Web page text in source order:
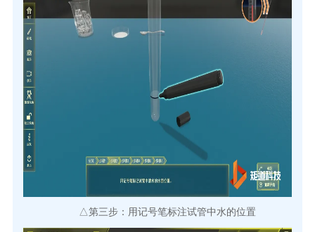
△第三步：用记号笔标注试管中水的位置